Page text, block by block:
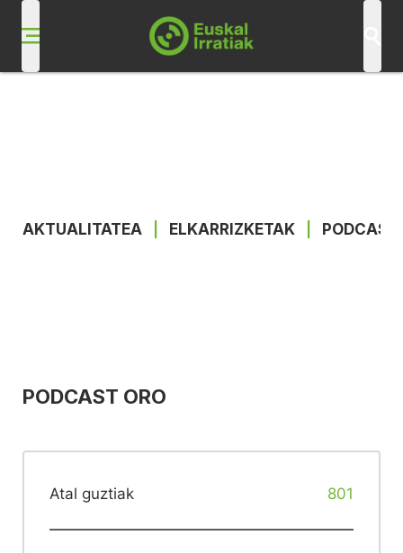
AKTUALITATEA ELKARRIZKETAK
PODCAST ORO
Atal guztiak 801